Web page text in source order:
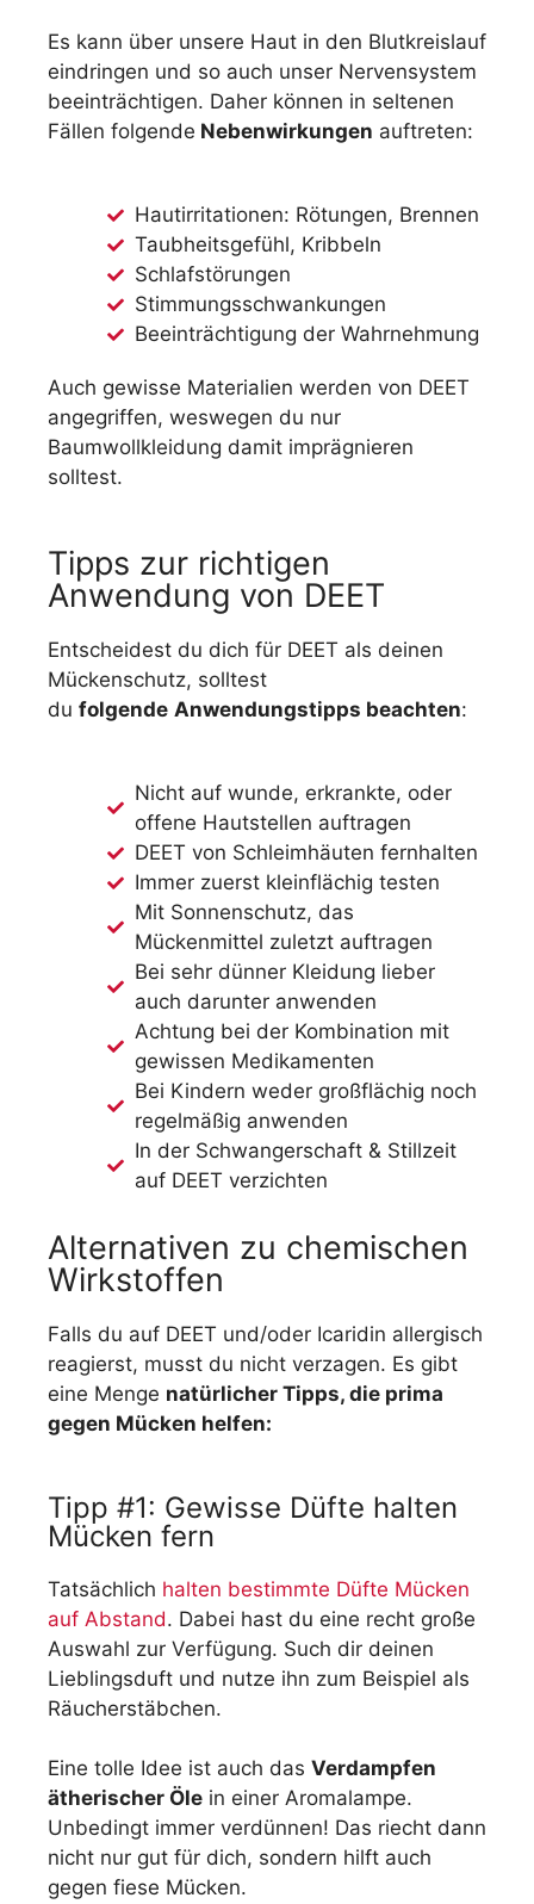
Es kann über unsere Haut in den Blutkreislauf
eindringen und so auch unser Nervensystem
beeinträchtigen. Daher können in seltenen
Fällen folgende Nebenwirkungen auftreten:
Hautirritationen: Rötungen, Brennen
Taubheitsgefühl, Kribbeln
Schlafstörungen
Stimmungsschwankungen
Beeinträchtigung der Wahrnehmung
Auch gewisse Materialien werden von DEET
angegriffen, weswegen du nur
Baumwollkleidung damit imprägnieren
solltest.
Tipps zur richtigen
Anwendung von DEET
Entscheidest du dich für DEET als deinen
Mückenschutz, solltest
du folgende Anwendungstipps beachten:
Nicht auf wunde, erkrankte, oder
offene Hautstellen auftragen
DEET von Schleimhäuten fernhalten
Immer zuerst kleinflächig testen
Mit Sonnenschutz, das
Mückenmittel zuletzt auftragen
Bei sehr dünner Kleidung lieber
auch darunter anwenden
Achtung bei der Kombination mit
gewissen Medikamenten
Bei Kindern weder großflächig noch
regelmäßig anwenden
In der Schwangerschaft & Stillzeit
auf DEET verzichten
Alternativen zu chemischen
Wirkstoffen
Falls du auf DEET und/oder Icaridin allergisch
reagierst, musst du nicht verzagen. Es gibt
eine Menge natürlicher Tipps, die prima
gegen Mücken helfen:
Tipp #1: Gewisse Düfte halten
Mücken fern
Tatsächlich halten bestimmte Düfte Mücken
auf Abstand. Dabei hast du eine recht große
Auswahl zur Verfügung. Such dir deinen
Lieblingsduft und nutze ihn zum Beispiel als
Räucherstäbchen.
Eine tolle Idee ist auch das Verdampfen
ätherischer Öle in einer Aromalampe.
Unbedingt immer verdünnen! Das riecht dann
nicht nur gut für dich, sondern hilft auch
gegen fiese Mücken.